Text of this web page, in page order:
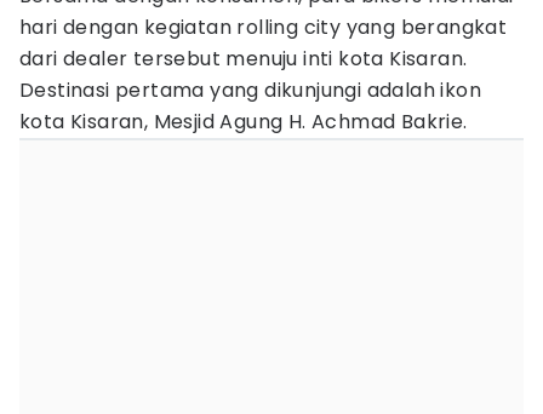
hari dengan kegiatan rolling city yang berangkat
dari dealer tersebut menuju inti kota Kisaran.
Destinasi pertama yang dikunjungi adalah ikon
kota Kisaran, Mesjid Agung H. Achmad Bakrie.